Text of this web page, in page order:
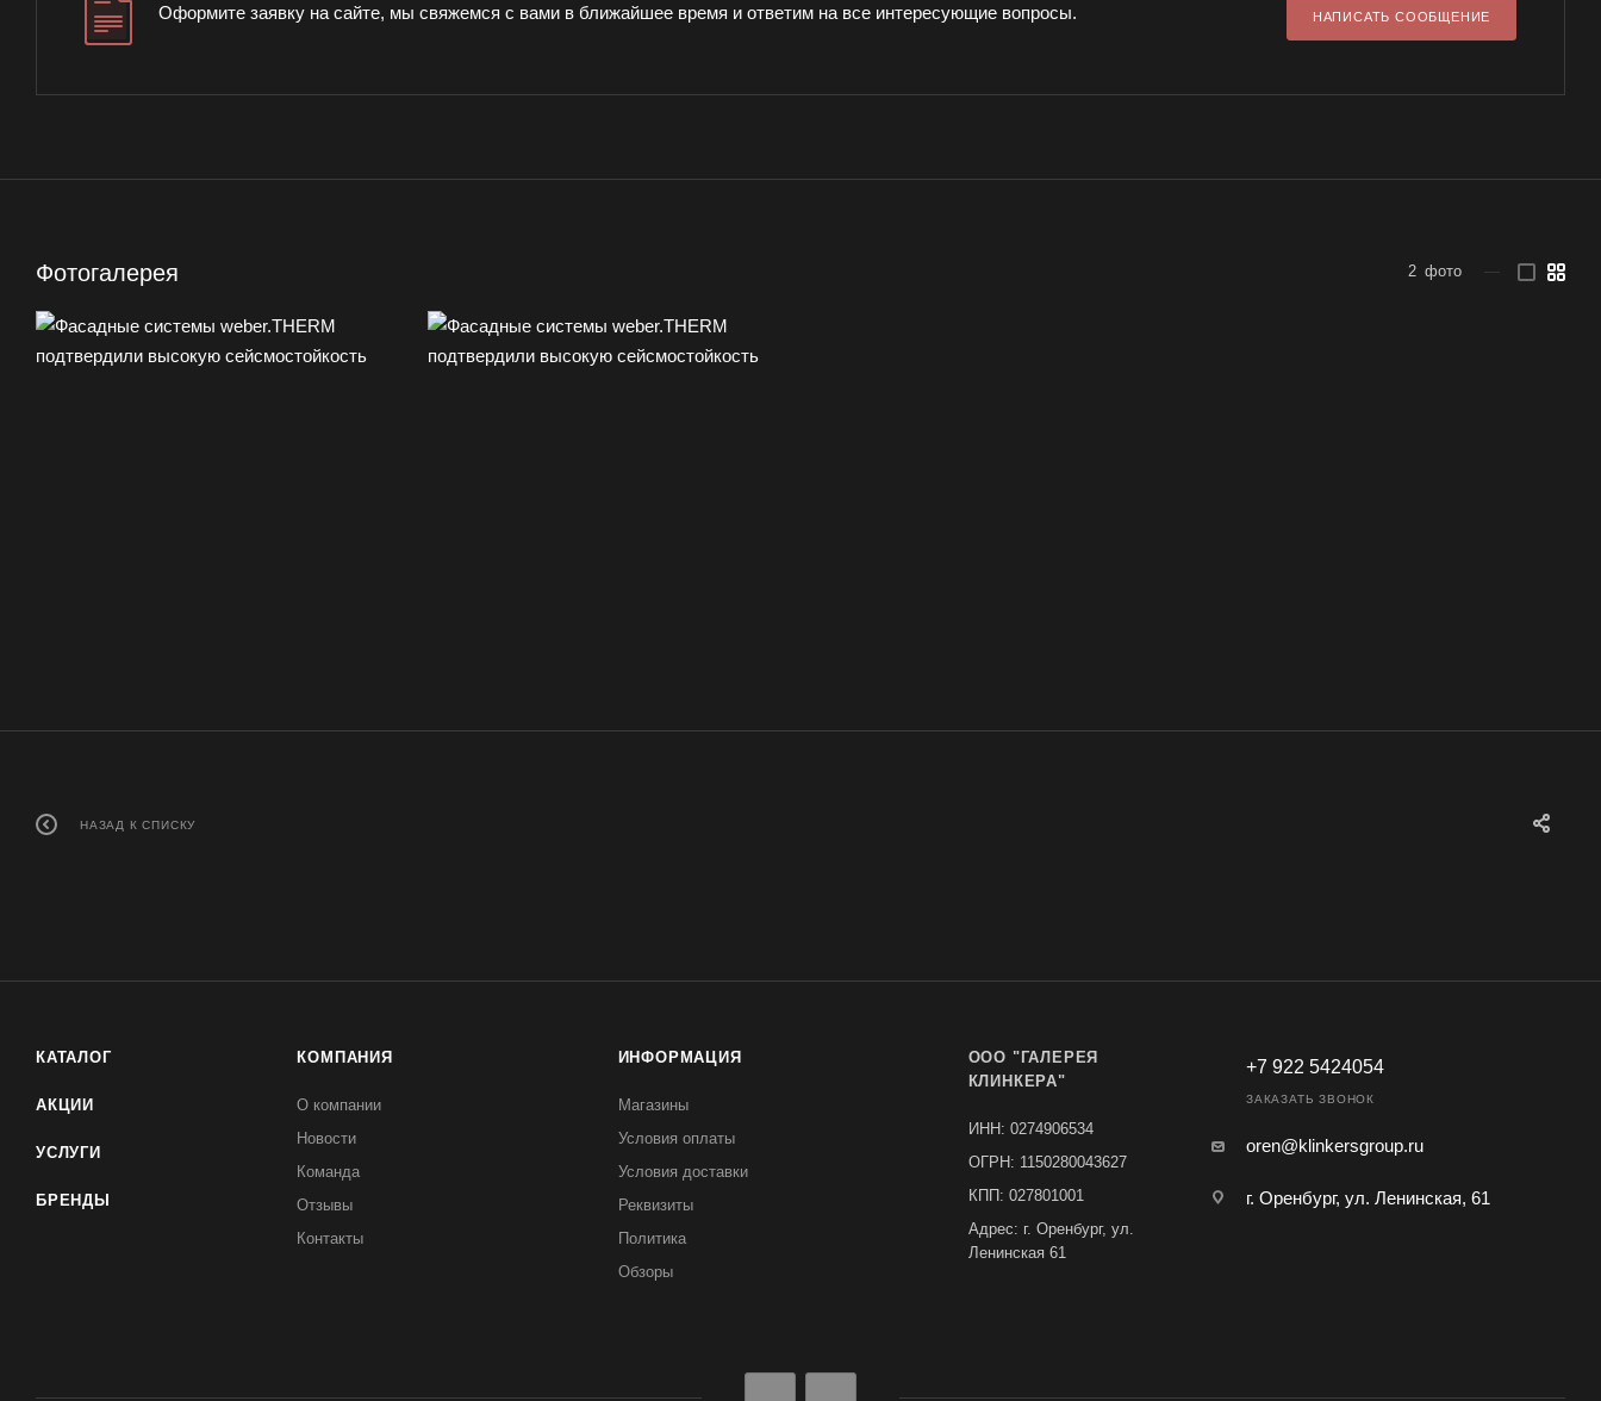
Оформите заявку на сайте, мы свяжемся с вами в ближайшее время и ответим на все интересующие вопросы. НАПИСАТЬ СООБЩЕНИЕ
Фотогалерея 2 фото —
НАЗАД К СПИСКУ
КАТАЛОГ
АКЦИИ
УСЛУГИ
БРЕНДЫ
КОМПАНИЯ
О компании
Новости
Команда
Отзывы
Контакты
ИНФОРМАЦИЯ
Магазины
Условия оплаты
Условия доставки
Реквизиты
Политика
Обзоры
ООО "ГАЛЕРЕЯ
КЛИНКЕРА"
ИНН: 0274906534
ОГРН: 1150280043627
КПП: 027801001
Адрес: г. Оренбург, ул.
Ленинская 61
+7 922 5424054
ЗАКАЗАТЬ ЗВОНОК
oren@klinkersgroup.ru
г. Оренбург, ул. Ленинская, 61